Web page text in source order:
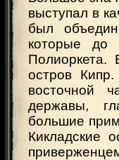
выступал в
был
которые до
остров
восточной
державы,
большие
Кикладские